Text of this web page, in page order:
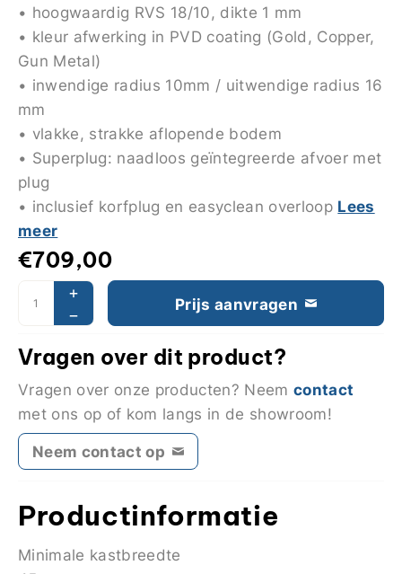
• hoogwaardig RVS 18/10, dikte 1 mm
• kleur afwerking in PVD coating (Gold, Copper,
Gun Metal)
• inwendige radius 10mm / uitwendige radius 16
mm
• vlakke, strakke aflopende bodem
• Superplug: naadloos geïntegreerde afvoer met
plug
• inclusief korfplug en easyclean overloop Lees
meer
€709,00
Prijs aanvragen
Vragen over dit product?
Vragen over onze producten? Neem contact
met ons op of kom langs in de showroom!
Neem contact op
Productinformatie
Minimale kastbreedte